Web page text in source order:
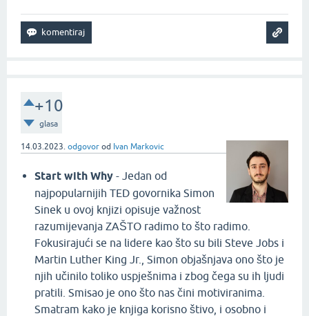
+10
glasa
14.03.2023. odgovor od Ivan Markovic
Start with Why - Jedan od
najpopularnijih TED govornika Simon
Sinek u ovoj knjizi opisuje važnost
razumijevanja ZAŠTO radimo to što radimo.
Fokusirajući se na lidere kao što su bili Steve Jobs i
Martin Luther King Jr., Simon objašnjava ono što je
njih učinilo toliko uspješnima i zbog čega su ih ljudi
pratili. Smisao je ono što nas čini motiviranima.
Smatram kako je knjiga korisno štivo, i osobno i